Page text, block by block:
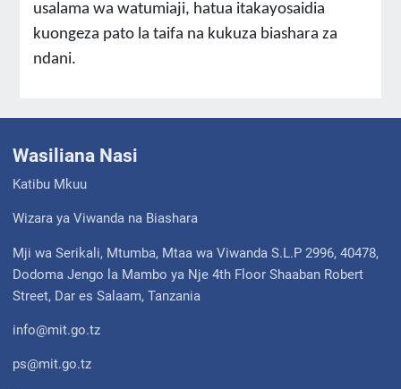
usalama wa watumiaji, hatua itakayosaidia
kuongeza pato la taifa na kukuza biashara za
ndani.
Wasiliana Nasi
Katibu Mkuu
Wizara ya Viwanda na Biashara
Mji wa Serikali, Mtumba, Mtaa wa Viwanda S.L.P 2996, 40478,
Dodoma Jengo la Mambo ya Nje 4th Floor Shaaban Robert
Street, Dar es Salaam, Tanzania
info@mit.go.tz
ps@mit.go.tz